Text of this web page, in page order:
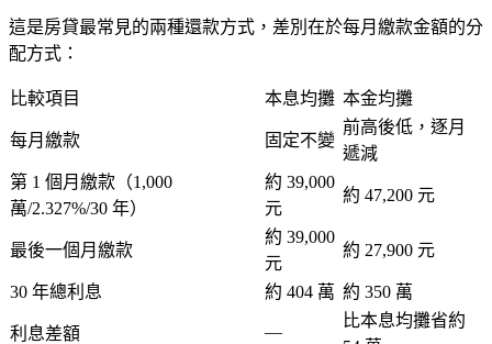
這是房貸最常見的兩種還款方式，差別在於每月繳款金額的分
配方式：
比較項目 本息均攤 本金均攤
每月繳款 固定不變
前高後低，逐月
遞減
第 1 個月繳款（1,000
萬/2.327%/30 年）
約 39,000
元
約 47,200 元
最後一個月繳款
約 39,000
元
約 27,900 元
30 年總利息 約 404 萬 約 350 萬
利息差額 —
比本息均攤省約